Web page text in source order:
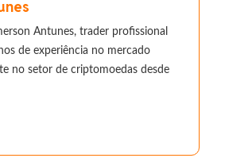
Antunes, trader profissional
de experiência no mercado
no setor de criptomoedas desde